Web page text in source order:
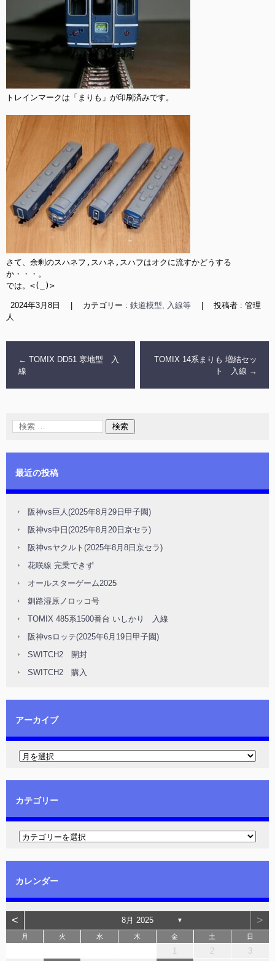
トレインマークは「まりも」が印刷済みです。
さて、余剰のスハネフ,スハネ,スハフはオクに流すかどうする
か・・・。
では。<(_)>
2024年3月8日 カテゴリー : 鉄道模型, 入線等
投稿者 : 管理
人
← TOMIX DD51 寒地型 入
線
TOMIX 14系まりも 増結セッ
ト 入線 →
最近の投稿
阪神vs巨人(2025年8月29日甲子園)
阪神vs中日(2025年8月20日京セラ)
阪神vsヤクルト(2025年8月8日京セラ)
花咲線 完乗できず
オールスターゲーム2025
釧路湿原ノロッコ号
TOMIX 485系1500番台 いしかり 入線
阪神vsロッテ(2025年6月19日甲子園)
SWITCH2 開封
SWITCH2 購入
アーカイブ
カテゴリー
カレンダー
< 8月 2025 ▼ >
月 火 水 木 金 土 日
1 2 3